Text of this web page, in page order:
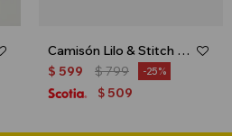
Camisón Lilo & Stitch - Rosa
$ 599 $799 25
$ 509